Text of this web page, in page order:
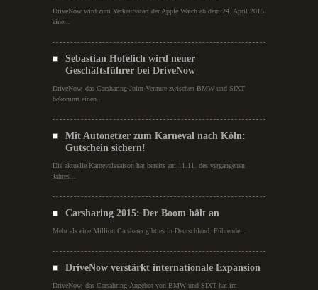
DriveNow wird zum Verkaufsstart der Apple Watch ab dem 24. April 2015
eine...
Sebastian Hofelich wird neuer
Geschäftsführer bei DriveNow
DriveNow, das Carsharing Joint-Venture zwischen BMW und SIXT
bekommt einen...
Mit Autonetzer zum Karneval nach Köln:
Gutschein sichern!
Die aktuelle Karnevalssaison hat bereits am 11.11. des vergangenen
Jahres...
Carsharing 2015: Der Boom hält an
Mehr als eine Million Carsharer gibt es in Deutschland. Führende...
DriveNow verstärkt internationale Expansion
DriveNow, das Carsahring-Angebot von BMW und SIXT hat im